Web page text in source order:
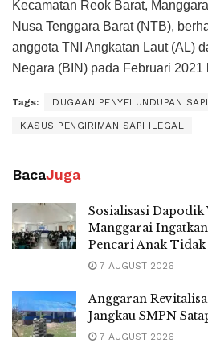
Kecamatan Reok Barat,
Nusa Tenggara Barat (NTB),
anggota TNI Angkatan Laut (AL)
Negara (BIN) pada Februari 2021
Tags: DUGAAN PENYELUNDUPAN
KASUS PENGIRIMAN SAPI ILEGAL
BacaJuga
Sosialisasi Dapodik
Manggarai
Pencari Anak Tidak
7 AUGUST 2026
Anggaran
Jangkau SMPN
7 AUGUST 2026